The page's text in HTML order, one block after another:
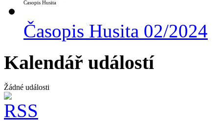
Časopis Husita
Časopis Husita 02/2024
Kalendář událostí
Žádné události